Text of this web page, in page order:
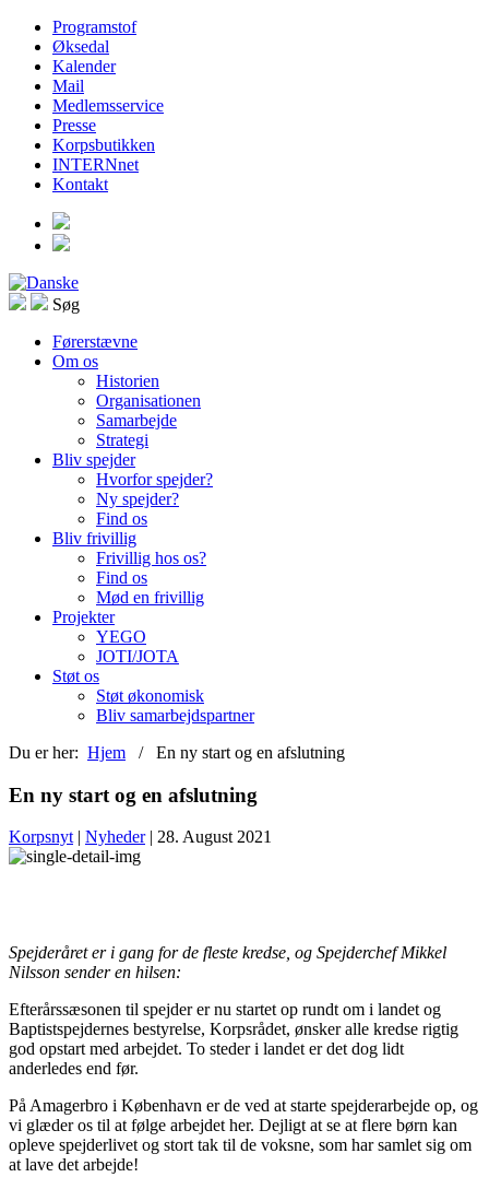
Programstof
Øksedal
Kalender
Mail
Medlemsservice
Presse
Korpsbutikken
INTERNnet
Kontakt
Søg
Førerstævne
Om os
Historien
Organisationen
Samarbejde
Strategi
Bliv spejder
Hvorfor spejder?
Ny spejder?
Find os
Bliv frivillig
Frivillig hos os?
Find os
Mød en frivillig
Projekter
YEGO
JOTI/JOTA
Støt os
Støt økonomisk
Bliv samarbejdspartner
Du er her: Hjem / En ny start og en afslutning
En ny start og en afslutning
Korpsnyt| Nyheder| 28. August 2021
Spejderåret er i gang for de fleste kredse, og Spejderchef Mikkel
Nilsson sender en hilsen:
Efterårssæsonen til spejder er nu startet op rundt om i landet og
Baptistspejdernes bestyrelse, Korpsrådet, ønsker alle kredse rigtig
god opstart med arbejdet. To steder i landet er det dog lidt
anderledes end før.
På Amagerbro i København er de ved at starte spejderarbejde op, og
vi glæder os til at følge arbejdet her. Dejligt at se at flere børn kan
opleve spejderlivet og stort tak til de voksne, som har samlet sig om
at lave det arbejde!